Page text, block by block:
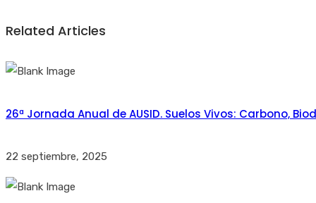
Related Articles
26ª Jornada Anual de AUSID. Suelos Vivos: Carbono,
22 septiembre, 2025